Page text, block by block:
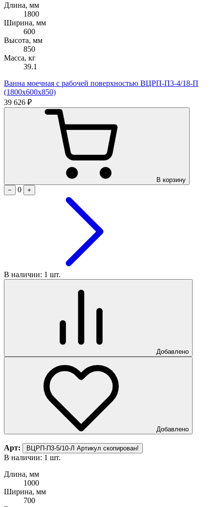
Длина, мм
1800
Ширина, мм
600
Высота, мм
850
Масса, кг
39.1
Ванна моечная с рабочей поверхностью ВЦРП-П3-4/18-П
(1800х600х850)
39 626 ₽
В корзину
−
0 +
В наличии: 1 шт.
Добавлено
Добавлено
Арт: ВЦРП-П3-5/10-Л Артикул скопирован!
В наличии: 1 шт.
Длина, мм
1000
Ширина, мм
700